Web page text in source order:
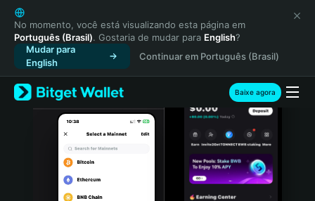
English
日本語
Tiếng Việt
Русский
Español (Latinoamérica)
Türkçe
Italiano
Português (Portugal)
No momento, você está visualizando esta página em
Português (Brasil). Gostaria de mudar para English?
Mudar para
English
Continuar em Português (Brasil)
Baixe agora